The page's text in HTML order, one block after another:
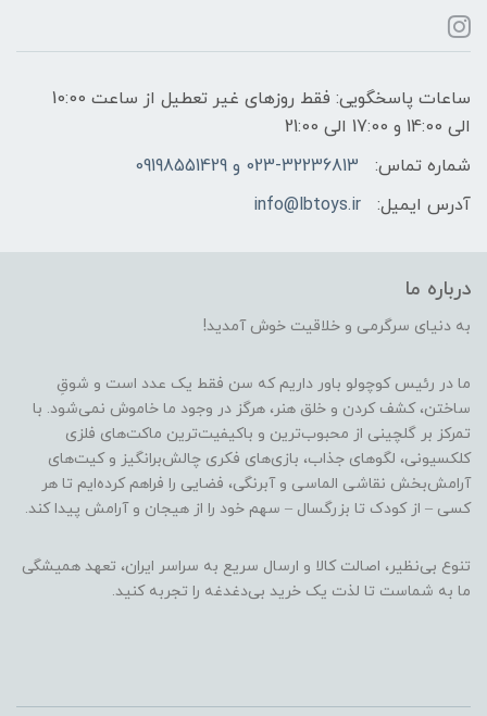
ساعات پاسخگویی: فقط روزهای غیر تعطیل از ساعت 10:00
الی 14:00 و 17:00 الی 21:00
شماره تماس:
023-32236813 و 09198551429
آدرس ایمیل:
info@lbtoys.ir
درباره ما
به دنیای سرگرمی و خلاقیت خوش آمدید!
ما در رئیس کوچولو باور داریم که سن فقط یک عدد است و شوقِ
ساختن، کشف کردن و خلق هنر، هرگز در وجود ما خاموش نمی‌شود. با
تمرکز بر گلچینی از محبوب‌ترین و باکیفیت‌ترین ماکت‌های فلزی
کلکسیونی، لگوهای جذاب، بازی‌های فکری چالش‌برانگیز و کیت‌های
آرامش‌بخش نقاشی الماسی و آبرنگی، فضایی را فراهم کرده‌ایم تا هر
کسی – از کودک تا بزرگسال – سهم خود را از هیجان و آرامش پیدا کند.
تنوع بی‌نظیر، اصالت کالا و ارسال سریع به سراسر ایران، تعهد همیشگی
ما به شماست تا لذت یک خرید بی‌دغدغه را تجربه کنید.